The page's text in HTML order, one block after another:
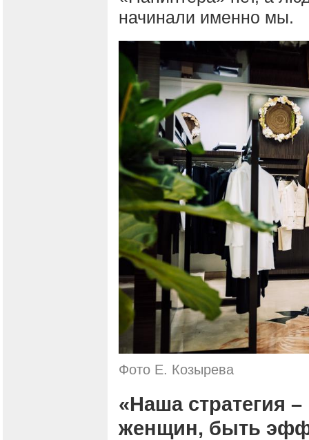
начинали именно мы.
Фото Е. Козырева
«Наша стратегия
женщин, быть